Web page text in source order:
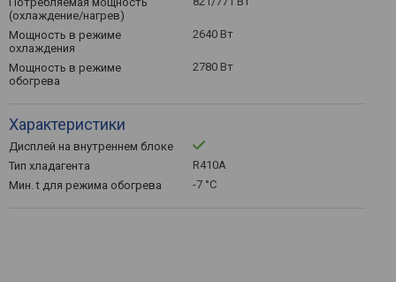
(охлаждение/нагрев)
Мощность в режиме
охлаждения
2640 Вт
Мощность в режиме
обогрева
2780 Вт
Характеристики
Дисплей на внутреннем блоке
Тип хладагента
R410А
Мин. t для режима обогрева
-7 °C